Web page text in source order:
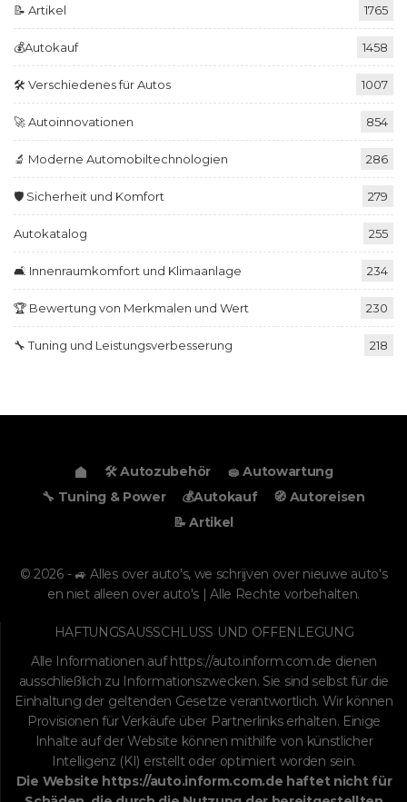
📝 Artikel 1765
💰Autokauf 1458
🛠️ Verschiedenes für Autos 1007
🚀 Autoinnovationen 854
🔬 Moderne Automobiltechnologien 286
🛡️ Sicherheit und Komfort 279
Autokatalog 255
🛋️ Innenraumkomfort und Klimaanlage 234
🏆 Bewertung von Merkmalen und Wert 230
🔧 Tuning und Leistungsverbesserung 218
🛠️ Autozubehör
🧽 Autowartung
🔧 Tuning & Power
💰Autokauf
🧭 Autoreisen
📝 Artikel
© 2026 - 🚙 Alles over auto's, we schrijven over nieuwe auto's
en niet alleen over auto's | Alle Rechte vorbehalten.
HAFTUNGSAUSSCHLUSS UND OFFENLEGUNG
Alle Informationen aufhttps://auto.inform.com.de dienen
ausschließlich zu Informationszwecken. Sie sind selbst für die
Einhaltung der geltenden Gesetze verantwortlich. Wir können
Provisionen für Verkäufe über Partnerlinks erhalten. Einige
Inhalte auf der Website können mithilfe von künstlicher
Intelligenz (KI) erstellt oder optimiert worden sein.
Die Website https://auto.inform.com.de haftet nicht für